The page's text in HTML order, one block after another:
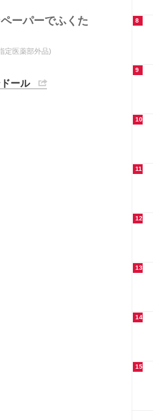
ーパーでふくた
定医薬部外品)
ール
8
9
10
11
12
13
14
15